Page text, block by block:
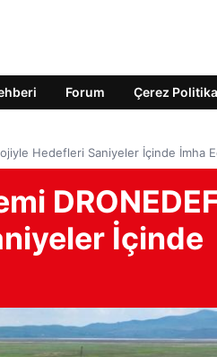
Forum Çerez
Hedefleri Saniyeler İçinde İmha
İçinde